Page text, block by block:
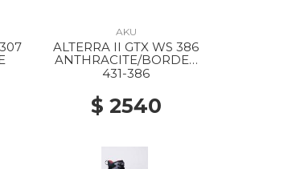
AKU
ALTERRA II GTX WS 386
ANTHRACITE/BORDEA
UX
431-386
$ 2540